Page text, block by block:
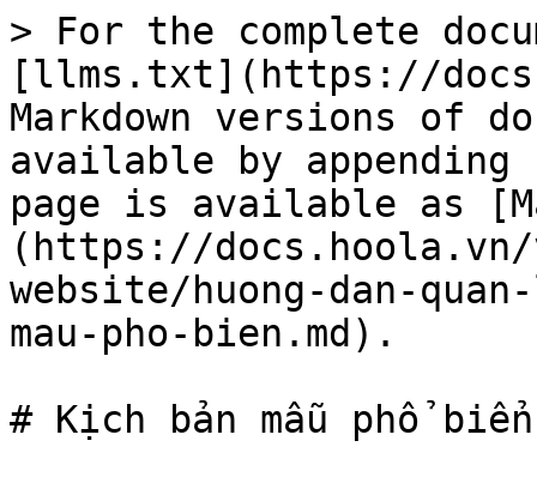
> For the complete
[llms.txt](https://
Markdown versions of
available by
page is available as
(https://
website/huong-dan-
mau-pho-bien.md).
# Kịch bản mẫu phổ biển